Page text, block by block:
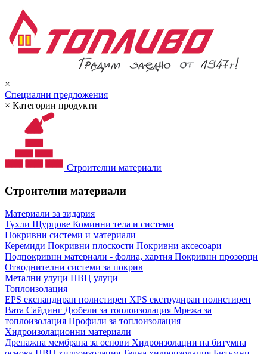
×
Специални предложения
× Категории продукти
Строителни материали
Строителни материали
Материали за зидария
Тухли Щурцове Коминни тела и системи
Покривни системи и материали
Керемиди Покривни плоскости Покривни аксесоари
Подпокривни материали - фолиа, хартия Покривни прозорци
Отводнителни системи за покрив
Метални улуци ПВЦ улуци
Топлоизолация
EPS експандиран полистирен XPS екструдиран полистирен
Вата Сайдинг Дюбели за топлоизолация Мрежа за
топлоизолация Профили за топлоизолация
Хидроизолационни материали
Дренажна мембрана за основи Хидроизолации на битумна